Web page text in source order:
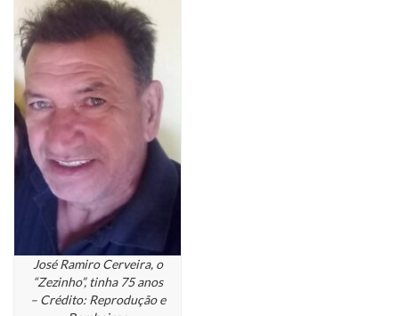
José Ramiro Cerveira, o
“Zezinho”, tinha 75 anos
– Crédito: Reprodução e